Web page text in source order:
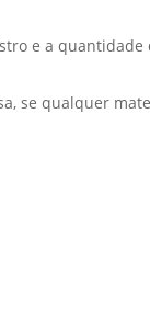
e a
se qualquer